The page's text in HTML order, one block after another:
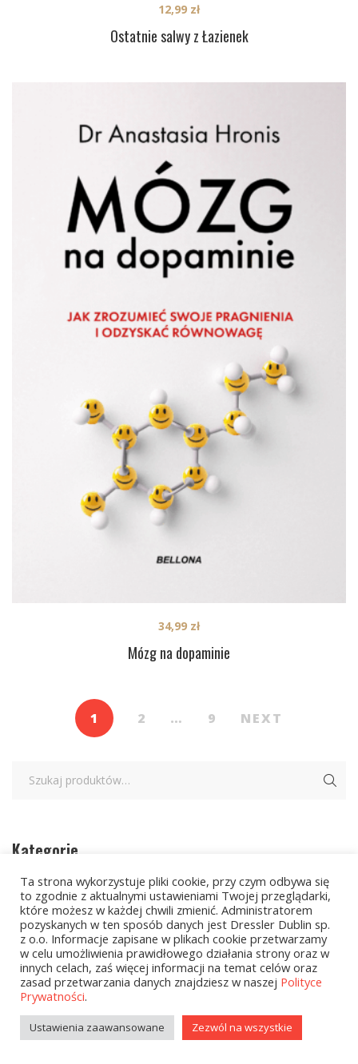
Ostatnie salwy z Łazienek
12,99 zł
Mózg na dopaminie
34,99 zł
1 2 … 9 NEXT
Kategorie
zobacz wszystkie
Wielcy Humaniści – 02.03.2026
Kolekcje Biedronka - 16.03.2026
Wielcy Humaniści – 16.03.2026
Kolekcje Biedronka - 13.04.2026
Ta strona wykorzystuje pliki cookie, przy czym odbywa się
to zgodnie z aktualnymi ustawieniami Twojej przeglądarki,
które możesz w każdej chwili zmienić. Administratorem
pozyskanych w ten sposób danych jest Dressler Dublin sp.
z o.o. Informacje zapisane w plikach cookie przetwarzamy
w celu umożliwienia prawidłowego działania strony oraz w
innych celach, zaś więcej informacji na temat celów oraz
zasad przetwarzania danych znajdziesz w naszej Polityce
Prywatności.
Ustawienia zaawansowane Zezwól na wszystkie